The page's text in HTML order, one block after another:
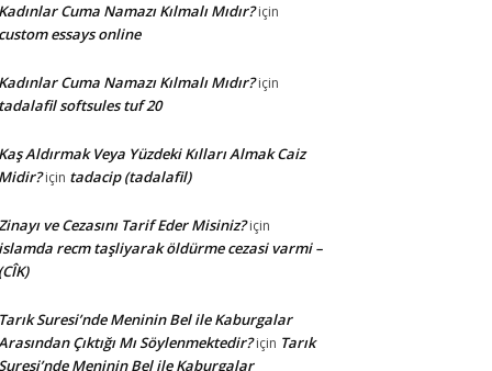
Cuma Namazı Kılmalı Mıdır?için
essays online
Cuma Namazı Kılmalı Mıdır?için
softsules tuf 20
Aldırmak Veya Yüzdeki Kılları Almak Caiz
için tadacip (tadalafil)
ve Cezasını Tarif Eder Misiniz?için
recm taşliyarak öldürme cezasi varmi –
Suresi’nde Meninin Bel ile Kaburgalar
Çıktığı Mı Söylenmektedir?için Tarık
Meninin Bel ile Kaburgalar